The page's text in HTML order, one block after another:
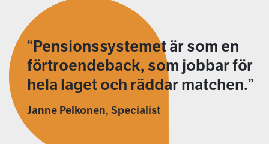
Pensionssystemet är som en
förtroendeback, som jobbar för
hela laget och räddar matchen.
Janne Pelkonen, Specialist